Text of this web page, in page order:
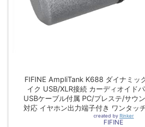
FIFINE AmpliTank K688 ダイナミッ
イク USB/XLR接続 カーディオイド
USBケーブル付属 PC/プレステ/サウ
対応 イヤホン出力端子付き ワンタッ
created by Rinker
FIFINE